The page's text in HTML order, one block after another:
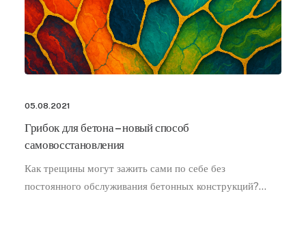
05.08.2021
Грибок для бетона – новый способ
самовосстановления
Как трещины могут зажить сами по себе без
постоянного обслуживания бетонных конструкций?…